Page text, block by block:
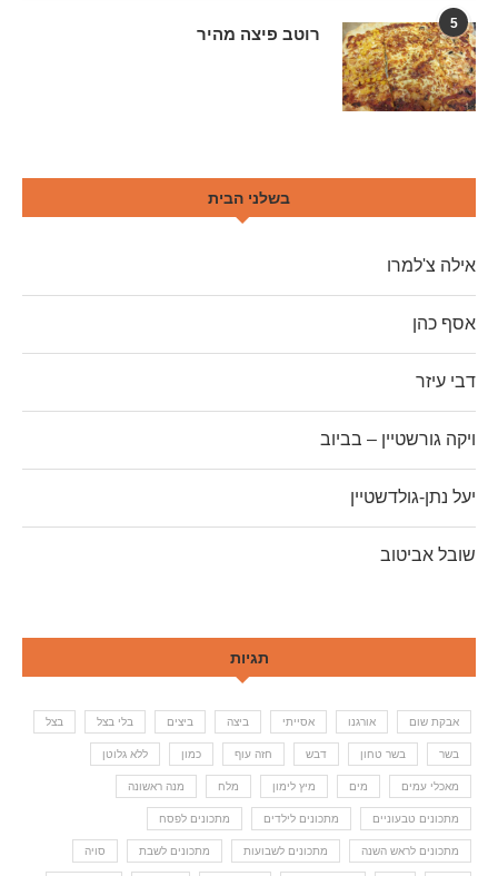
5
רוטב פיצה מהיר
בשלני הבית
אילה צ'למרו
אסף כהן
דבי עיזר
ויקה גורשטיין – בביוב
יעל נתן-גולדשטיין
שובל אביטוב
תגיות
אבקת שום אורגנו אסייתי ביצה ביצים בלי בצל בצל
בשר בשר טחון דבש חזה עוף כמון ללא גלוטן
מאכלי עמים מים מיץ לימון מלח מנה ראשונה
מתכונים טבעוניים מתכונים לילדים מתכונים לפסח
מתכונים לראש השנה מתכונים לשבועות מתכונים לשבת סויה